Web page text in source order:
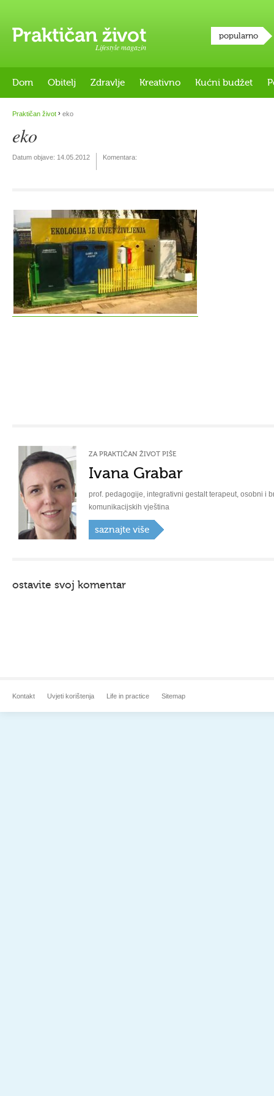
Lifestyle magazin
popularno
Dom Obitelj Zdravlje Kreativno Kućni budžet
Praktičan život › eko
eko
Datum objave: 14.05.2012 Komentara:
ZA PRAKTIČAN ŽIVOT PIŠE
Ivana Grabar
prof. pedagogije, integrativni gestalt terapeut, osobni i
komunikacijskih vještina
saznajte više
ostavite svoj komentar
Kontakt Uvjeti korištenja Life in practice Sitemap